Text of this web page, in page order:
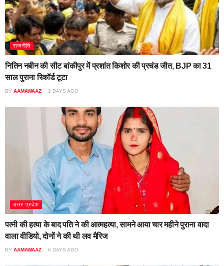
राजनीति
नितिन नबीन की सीट बांकीपुर में प्रशांत किशोर की प्रचंड जीत, BJP का 31
साल पुराना रिकॉर्ड टूटा
BY AAMAWAAZ 2 DAYS AGO
उत्तर प्रदेश
पत्नी की हत्या के बाद पति ने की आत्महत्या, सामने आया चार महीने पुराना वादा
वाला वीडियो, दोनों ने की थी लव मैरिज
BY AAMAWAAZ 6 DAYS AGO